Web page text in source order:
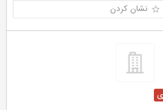
نشان کردن